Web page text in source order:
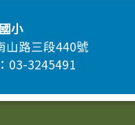
小
山路三段440號
03-3245491